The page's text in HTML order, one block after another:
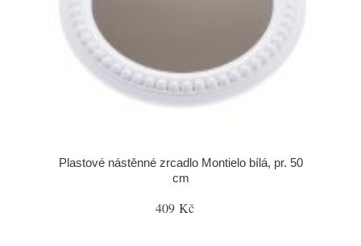
Plastové nástěnné zrcadlo Montielo bílá, pr. 50
cm
409 Kč